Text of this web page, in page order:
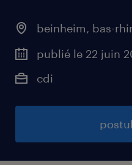
beinheim, bas-
publié le 22 juin
cdi